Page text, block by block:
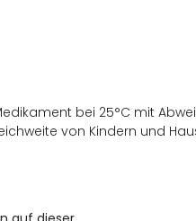
bei 25°C mit
von Kindern und